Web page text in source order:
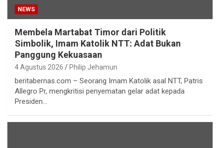
NEWS
Membela Martabat Timor dari Politik
Simbolik, Imam Katolik NTT: Adat Bukan
Panggung Kekuasaan
4 Agustus 2026 Philip Jehamun
beritabernas.com – Seorang Imam Katolik asal NTT, Patris
Allegro Pr, mengkritisi penyematan gelar adat kepada
Presiden…